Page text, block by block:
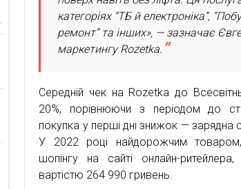
категоріях “ТБ й електроніка”,
ремонт” та інших», — зазначає
маркетингу Rozetka.
Середній чек на Rozetka до
20%, порівнюючи з періодом до
покупка у перші дні знижок — зарядна
У 2022 році найдорожчим
шопінгу на сайті онлайн-
вартістю 264 990 гривень.